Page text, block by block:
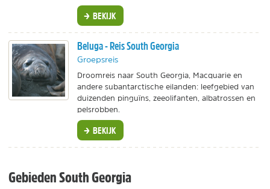
BEKIJK
Beluga - Reis South Georgia
Groepsreis
Droomreis naar South Georgia, Macquarie en
andere subantarctische eilanden: leefgebied van
duizenden pinguïns, zeeolifanten, albatrossen en
pelsrobben.
BEKIJK
Gebieden South Georgia